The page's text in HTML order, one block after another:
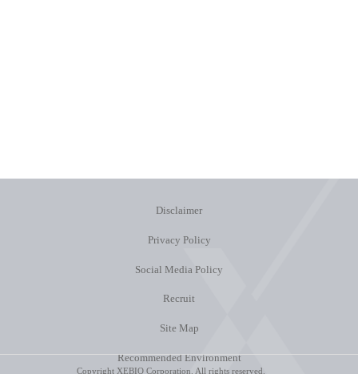
Disclaimer
Privacy Policy
Social Media Policy
Recruit
Site Map
Recommended Environment
Copyright XEBIO Corporation. All rights reserved.